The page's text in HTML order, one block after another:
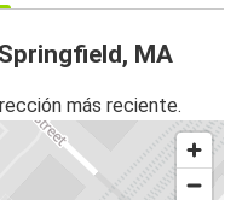
MA
más reciente.